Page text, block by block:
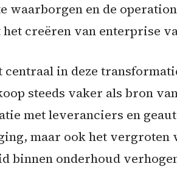
waarborgen en de
creëren van enterprise
centraal in deze
steeds vaker als bron
met leveranciers en
maar ook het vergroten
binnen onderhoud